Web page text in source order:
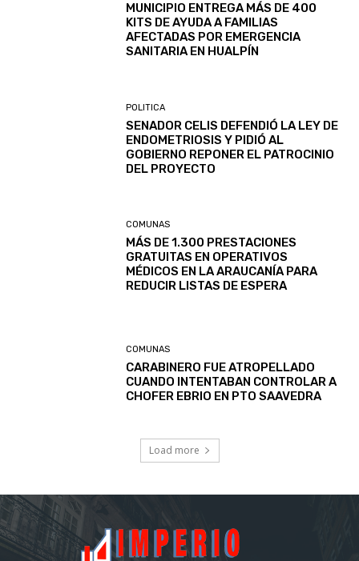
MUNICIPIO ENTREGA MÁS DE 400
KITS DE AYUDA A FAMILIAS
AFECTADAS POR EMERGENCIA
SANITARIA EN HUALPÍN
POLITICA
SENADOR CELIS DEFENDIÓ LA LEY DE
ENDOMETRIOSIS Y PIDIÓ AL
GOBIERNO REPONER EL PATROCINIO
DEL PROYECTO
COMUNAS
MÁS DE 1.300 PRESTACIONES
GRATUITAS EN OPERATIVOS
MÉDICOS EN LA ARAUCANÍA PARA
REDUCIR LISTAS DE ESPERA
COMUNAS
CARABINERO FUE ATROPELLADO
CUANDO INTENTABAN CONTROLAR A
CHOFER EBRIO EN PTO SAAVEDRA
Load more